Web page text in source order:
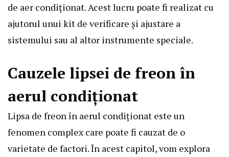
de aer condiționat. Acest lucru poate fi realizat cu
ajutorul unui kit de verificare și ajustare a
sistemului sau al altor instrumente speciale.
Cauzele lipsei de freon în
aerul condiționat
Lipsa de freon în aerul condiționat este un
fenomen complex care poate fi cauzat de o
varietate de factori. În acest capitol, vom explora